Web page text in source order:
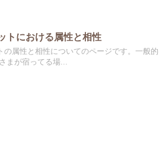
トにおける属性と相性
の属性と相性についてのページです。一般
まが宿ってる場...